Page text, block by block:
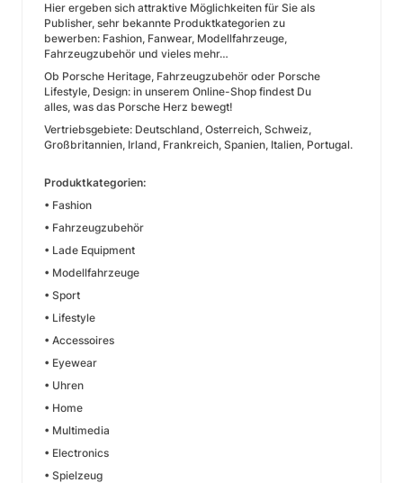
Hier ergeben sich attraktive Möglichkeiten für Sie als
Publisher, sehr bekannte Produktkategorien zu
bewerben: Fashion, Fanwear, Modellfahrzeuge,
Fahrzeugzubehör und vieles mehr…
Ob Porsche Heritage, Fahrzeugzubehör oder Porsche
Lifestyle, Design: in unserem Online-Shop findest Du
alles, was das Porsche Herz bewegt!
Vertriebsgebiete: Deutschland, Osterreich, Schweiz,
Großbritannien, Irland, Frankreich, Spanien, Italien, Portugal.
Produktkategorien:
• Fashion
• Fahrzeugzubehör
• Lade Equipment
• Modellfahrzeuge
• Sport
• Lifestyle
• Accessoires
• Eyewear
• Uhren
• Home
• Multimedia
• Electronics
• Spielzeug